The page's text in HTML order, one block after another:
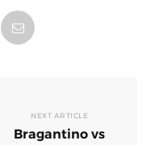
NEXT ARTICLE
Bragantino vs